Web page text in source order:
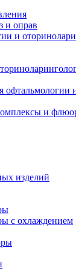
и оправ
и
и
изделий
с охлаждением